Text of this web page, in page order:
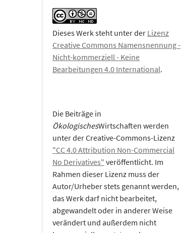
Dieses Werk steht unter der Lizenz
Creative Commons Namensnennung -
Nicht-kommerziell - Keine
Bearbeitungen 4.0 International.
Die Beiträge in
ÖkologischesWirtschaften werden
unter der Creative-Commons-Lizenz
"CC 4.0 Attribution Non-Commercial
No Derivatives" veröffentlicht. Im
Rahmen dieser Lizenz muss der
Autor/Urheber stets genannt werden,
das Werk darf nicht bearbeitet,
abgewandelt oder in anderer Weise
verändert und außerdem nicht